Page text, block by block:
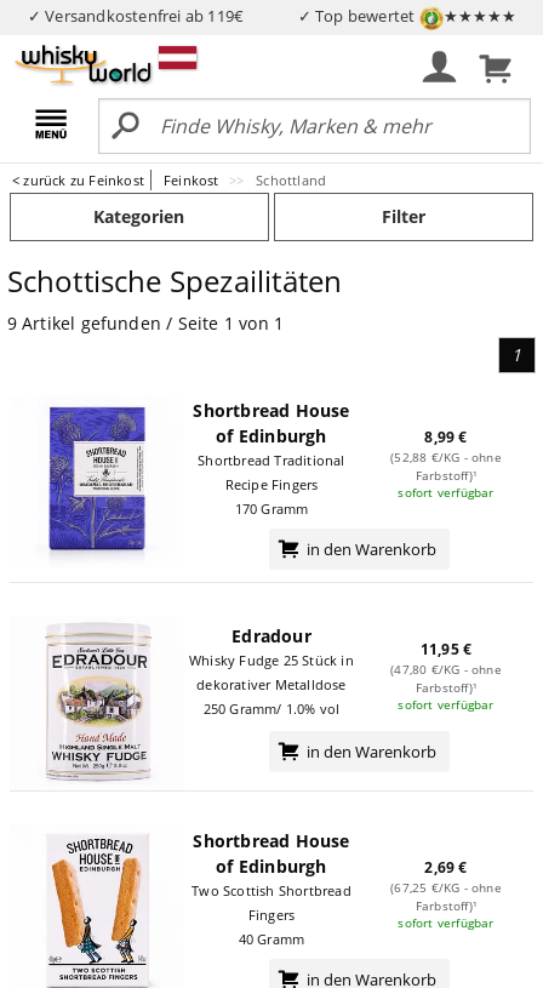
✓ Versandkostenfrei ab 119€ ✓ Top bewertet ★★★★★
< zurück zu Feinkost Feinkost Schottland
Kategorien Filter
Schottische Spezailitäten
9 Artikel gefunden / Seite 1 von 1
1
Shortbread House
of Edinburgh
Shortbread Traditional
Recipe Fingers
170 Gramm
8,99 €
(52,88 €/KG - ohne
Farbstoff)¹
sofort verfügbar
in den Warenkorb
Edradour
Whisky Fudge 25 Stück in
dekorativer Metalldose
250 Gramm/ 1.0% vol
11,95 €
(47,80 €/KG - ohne
Farbstoff)¹
sofort verfügbar
in den Warenkorb
Shortbread House
of Edinburgh
Two Scottish Shortbread
Fingers
40 Gramm
2,69 €
(67,25 €/KG - ohne
Farbstoff)¹
sofort verfügbar
in den Warenkorb